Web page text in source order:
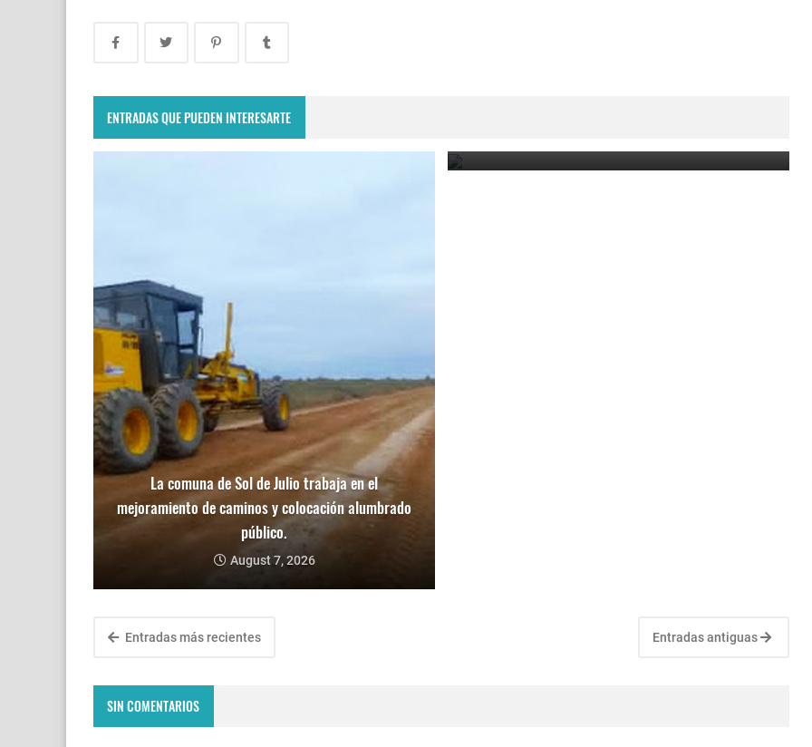
ENTRADAS QUE PUEDEN INTERESARTE
La comuna de Sol de Julio trabaja en el
mejoramiento de caminos y colocación alumbrado
público.
August 7, 2026
Entradas más recientes Entradas antiguas
SIN COMENTARIOS